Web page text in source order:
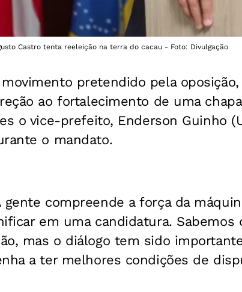
Castro tenta reeleição na terra do cacau - Foto: Divulgação
movimento pretendido pela
ao fortalecimento de uma
o vice-prefeito, Enderson Guinho
o mandato.
gente compreende a força da
em uma candidatura.
mas o diálogo tem sido
a ter melhores condições de